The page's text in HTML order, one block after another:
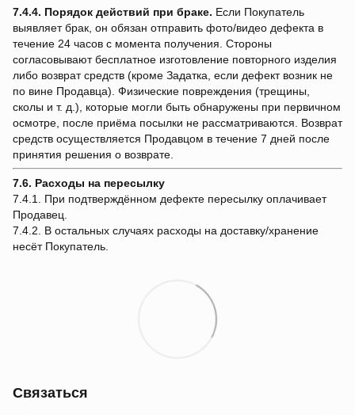
7.4.4. Порядок действий при браке. Если Покупатель
выявляет брак, он обязан отправить фото/видео дефекта в
течение 24 часов с момента получения. Стороны
согласовывают бесплатное изготовление повторного изделия
либо возврат средств (кроме Задатка, если дефект возник не
по вине Продавца). Физические повреждения (трещины,
сколы и т. д.), которые могли быть обнаружены при первичном
осмотре, после приёма посылки не рассматриваются. Возврат
средств осуществляется Продавцом в течение 7 дней после
принятия решения о возврате.
7.6. Расходы на пересылку
7.4.1. При подтверждённом дефекте пересылку оплачивает
Продавец.
7.4.2. В остальных случаях расходы на доставку/хранение
несёт Покупатель.
Связаться